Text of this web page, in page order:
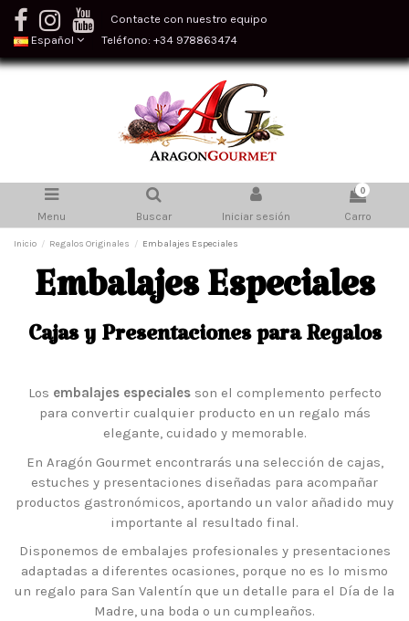
Contacte con nuestro equipo
Español
Teléfono: +34 978863474
Menu Buscar Iniciar sesión
0
Carro
Inicio Regalos Originales Embalajes Especiales
Embalajes Especiales
Cajas y Presentaciones para Regalos
Los embalajes especialesson el complemento perfecto
para convertir cualquier producto en un regalo más
elegante, cuidado y memorable.
En Aragón Gourmet encontrarás una selección de cajas,
estuches y presentaciones diseñadas para acompañar
productos gastronómicos, aportando un valor añadido muy
importante al resultado final.
Disponemos de embalajes profesionales y presentaciones
adaptadas a diferentes ocasiones, porque no es lo mismo
un regalo para San Valentín que un detalle para el Día de la
Madre, una boda o un cumpleaños.